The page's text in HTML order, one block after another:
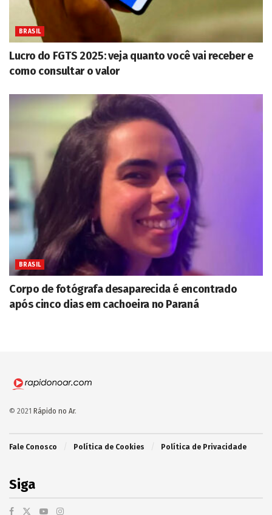
BRASIL
Lucro do FGTS 2025: veja quanto você vai receber e
como consultar o valor
BRASIL
Corpo de fotógrafa desaparecida é encontrado
após cinco dias em cachoeira no Paraná
© 2021 Rápido no Ar.
Fale Conosco Política de Cookies Política de Privacidade
Siga